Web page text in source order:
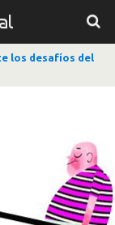
los desafíos del